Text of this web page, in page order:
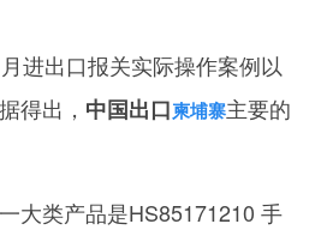
进出口报关实际操作案例以
得出， 中国出口柬埔寨主要的
大类产品是HS85171210 手